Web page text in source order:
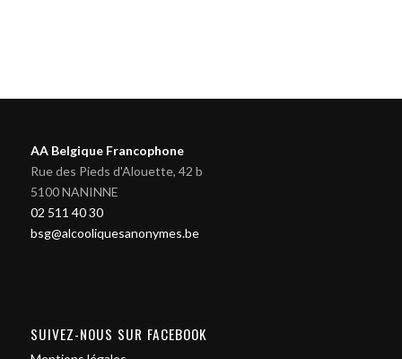
AA Belgique Francophone
Rue des Pieds d'Alouette, 42 b
5100 NANINNE
02 511 40 30
bsg@alcooliquesanonymes.be
SUIVEZ-NOUS SUR FACEBOOK